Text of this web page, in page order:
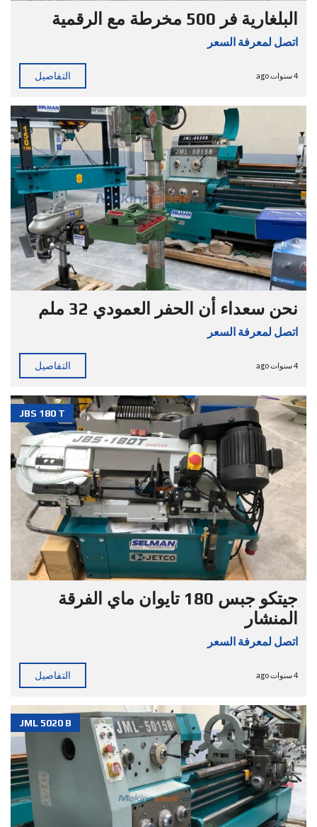
البلغارية فر 500 مخرطة مع الرقمية
اتصل لمعرفة السعر
4 سنوات ago التفاصيل
نحن سعداء أن الحفر العمودي 32 ملم
اتصل لمعرفة السعر
4 سنوات ago التفاصيل
JBS 180 T
جيتكو جبس 180 تايوان ماي الفرقة
المنشار
اتصل لمعرفة السعر
4 سنوات ago التفاصيل
JML 5020 B